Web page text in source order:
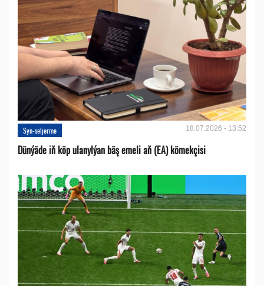
Syn-seljerme 18.07.2026 - 13:52
Dünýäde iň köp ulanylýan bäş emeli aň (EA) kömekçisi